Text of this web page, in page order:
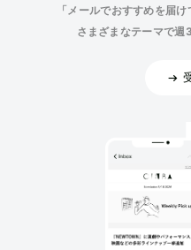
「メールでおすすめを届
さまざまなテーマで週